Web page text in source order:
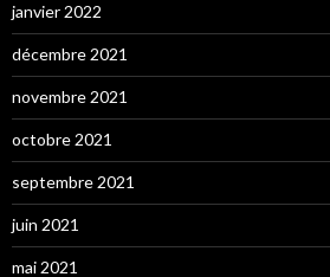
janvier 2022
décembre 2021
novembre 2021
octobre 2021
septembre 2021
juin 2021
mai 2021